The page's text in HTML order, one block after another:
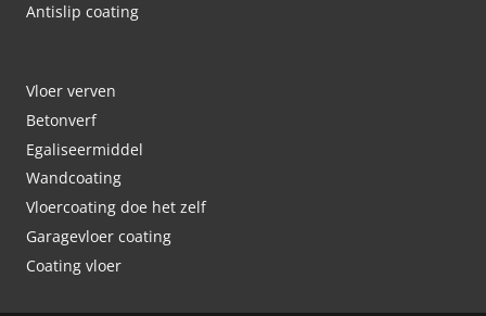
Antislip coating
Vloer verven
Betonverf
Egaliseermiddel
Wandcoating
Vloercoating doe het zelf
Garagevloer coating
Coating vloer